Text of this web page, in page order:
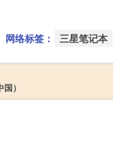
网络标签： 三星笔记本
）